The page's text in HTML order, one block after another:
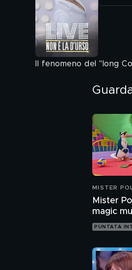
Il fenomeno del "long
MISTER
Mister
magic
PUNTATA